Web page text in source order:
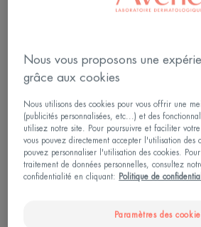
traitée, ces lésions parfois
Autre différence avec l'acné des
l'âge, la peau s'affine et produit
Elle est le plus souvent mixte,
sur la zone T (front, nez,
ailleurs. Elle est également plus
Pour le rituel de soin quotidien
important. Surtout si en parallèle,
Nous vous proposons une
grâce aux cookies
Nous utilisons des cookies pour vous offrir une
(publicités personnalisées, etc...) et des
utilisez notre site. Pour poursuivre et faciliter
vous pouvez directement accepter l'utilisation des
pouvez personnaliser l'utilisation des cookies.
traitement de données personnelles, consultez
confidentialité en cliquant:
Politique de
Paramètres des